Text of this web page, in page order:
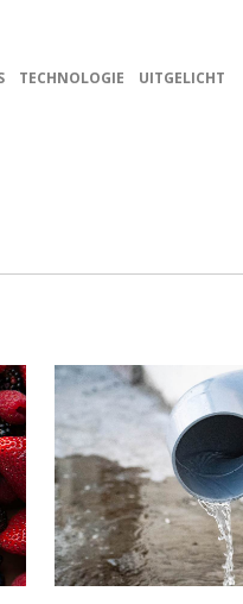
TECHNOLOGIE UITGELICHT